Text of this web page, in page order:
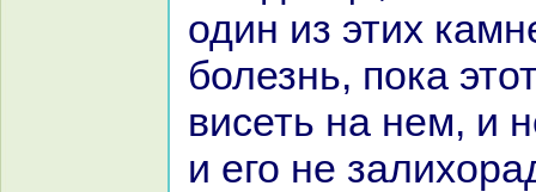
один из этих
болезнь, пока
висеть нa нем, и
и его не